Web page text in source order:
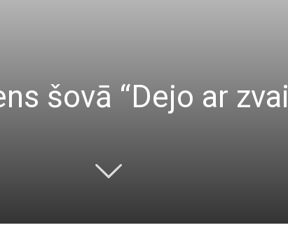
šovā “Dejo ar